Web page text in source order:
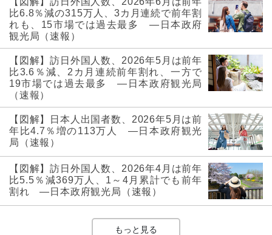
比6.8％減の315万人、3カ月連続で前年割
れも、15市場では過去最多 ―日本政府
観光局（速報）
【図解】訪日外国人数、2026年5月は前年
比3.6％減、2カ月連続前年割れ、一方で
19市場では過去最多 ―日本政府観光局
（速報）
【図解】日本人出国者数、2026年5月は前
年比4.7％増の113万人 ―日本政府観光
局（速報）
【図解】訪日外国人数、2026年4月は前年
比5.5％減369万人、1～4月累計でも前年
割れ ―日本政府観光局（速報）
もっと見る